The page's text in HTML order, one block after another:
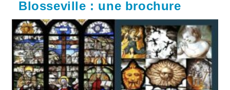
Blosseville : une brochure